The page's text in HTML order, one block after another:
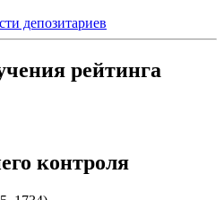
депозитариев
рейтинга
контроля